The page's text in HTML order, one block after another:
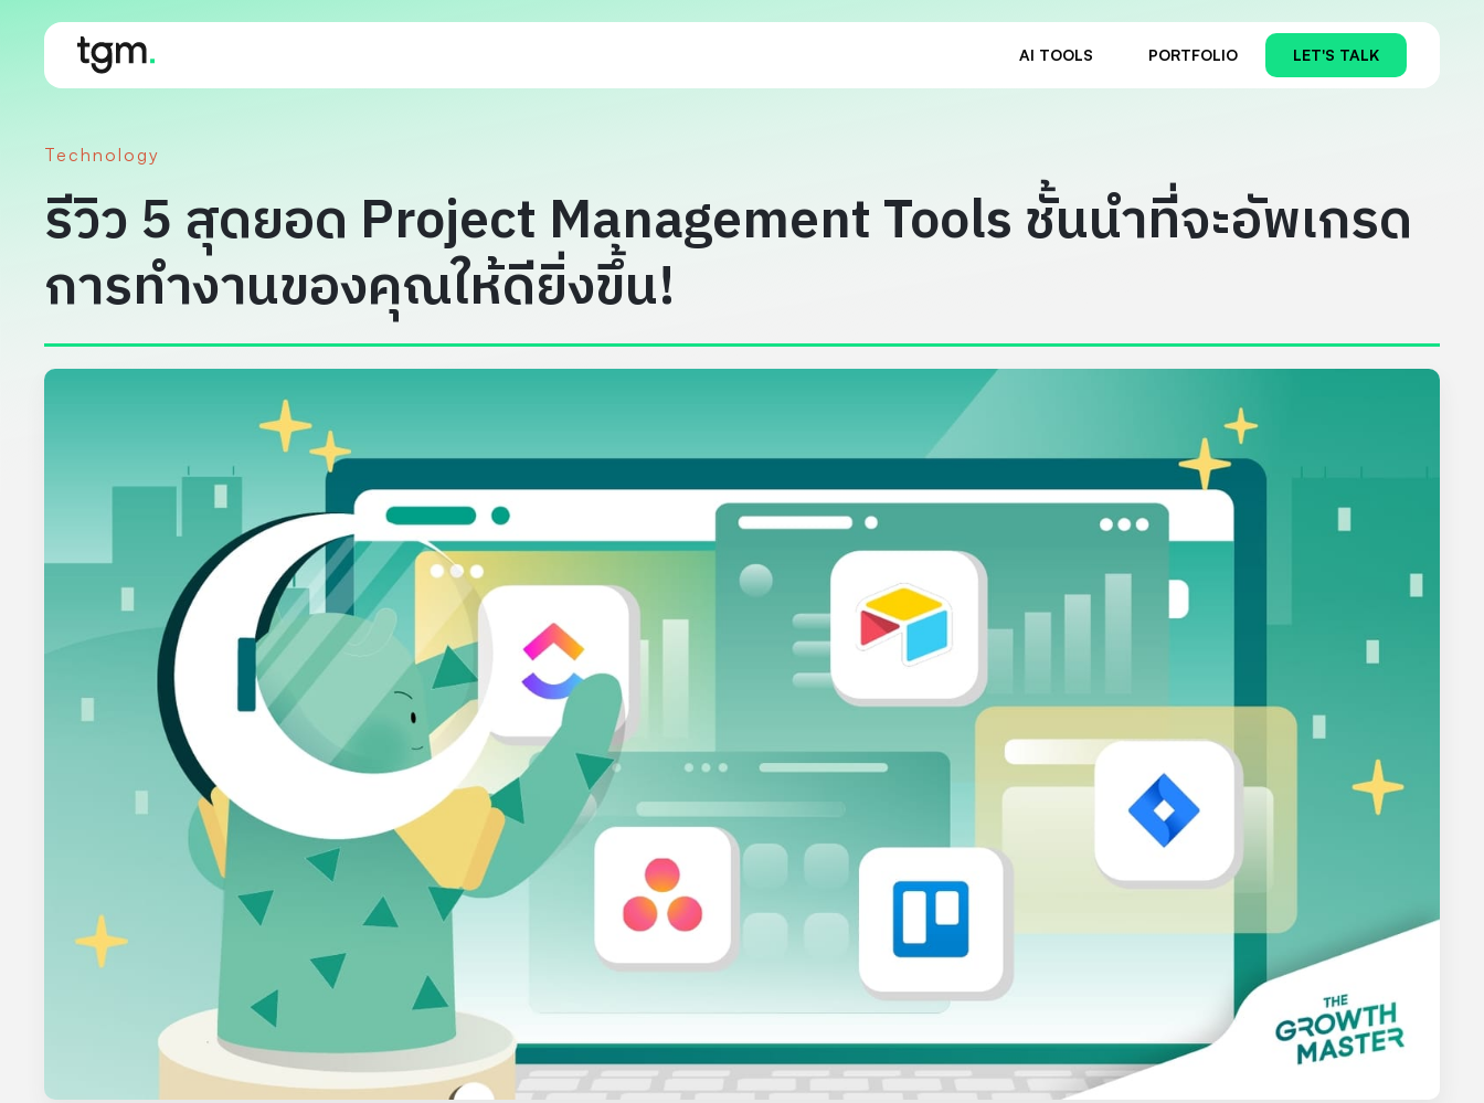
AI TOOLS PORTFOLIO LET'S TALK
Technology
รีวิว 5 สุดยอด Project Management Tools ชั้นนำที่จะอัพเกรด
การทำงานของคุณให้ดียิ่งขึ้น!